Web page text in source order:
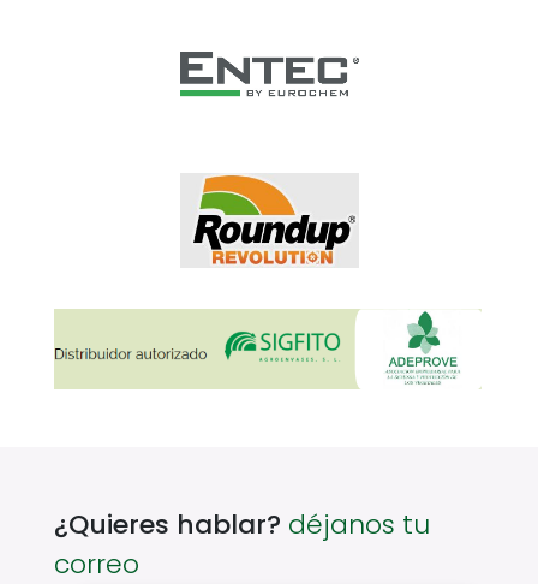
¿Quieres hablar? déjanos tu
correo